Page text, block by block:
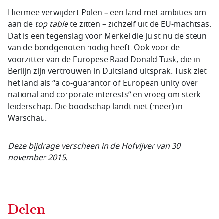
Hiermee verwijdert Polen – een land met ambities om
aan de top tablete zitten – zichzelf uit de EU-machtsas.
Dat is een tegenslag voor Merkel die juist nu de steun
van de bondgenoten nodig heeft. Ook voor de
voorzitter van de Europese Raad Donald Tusk, die in
Berlijn zijn vertrouwen in Duitsland uitsprak. Tusk ziet
het land als “a co-guarantor of European unity over
national and corporate interests” en vroeg om sterk
leiderschap. Die boodschap landt niet (meer) in
Warschau.
Deze bijdrage verscheen in de Hofvijver van 30
november 2015.
Delen